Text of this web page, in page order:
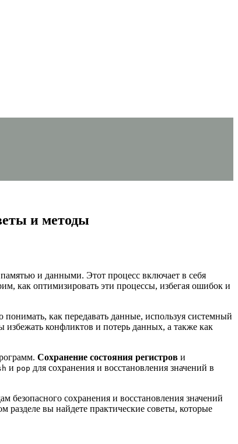
и методы
и данными. Этот процесс включает в себя
как оптимизировать эти процессы, избегая ошибок и
как передавать данные, используя системный
конфликтов и потерь данных, а также как
Сохранение состояния регистров и
и pop для сохранения и восстановления значений в
безопасного сохранения и восстановления значений
вы найдете практические советы, которые